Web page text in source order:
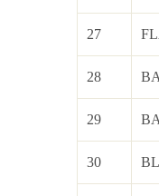
27
28
29
30